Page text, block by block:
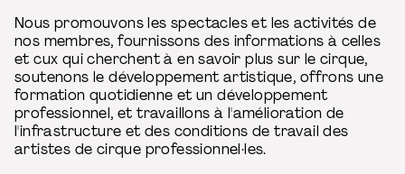
Nous promouvons les spectacles et les activités de
nos membres, fournissons des informations à celles
et cux qui cherchent à en savoir plus sur le cirque,
soutenons le développement artistique, offrons une
formation quotidienne et un développement
professionnel, et travaillons à l'amélioration de
l'infrastructure et des conditions de travail des
artistes de cirque professionnel·les.